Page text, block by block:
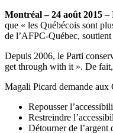
Montréal – 24 août 2015 –
que « les Québécois sont
de l’AFPC-Québec,
Depuis 2006, le Parti
get through with it ». De
Magali Picard demande aux
Repousser
Restreindre
Détourner de l’argent